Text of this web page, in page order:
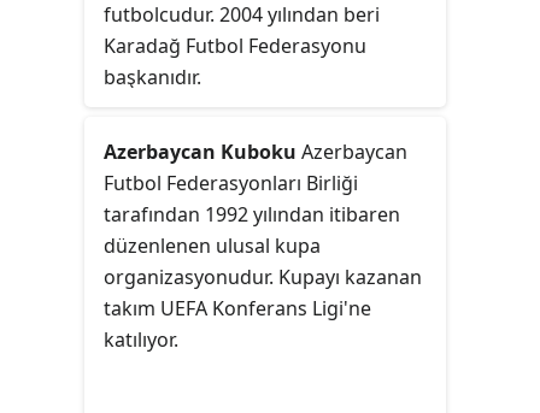
futbolcudur. 2004 yılından beri
Karadağ Futbol Federasyonu
başkanıdır.
Azerbaycan Kuboku Azerbaycan
Futbol Federasyonları Birliği
tarafından 1992 yılından itibaren
düzenlenen ulusal kupa
organizasyonudur. Kupayı kazanan
takım UEFA Konferans Ligi'ne
katılıyor.